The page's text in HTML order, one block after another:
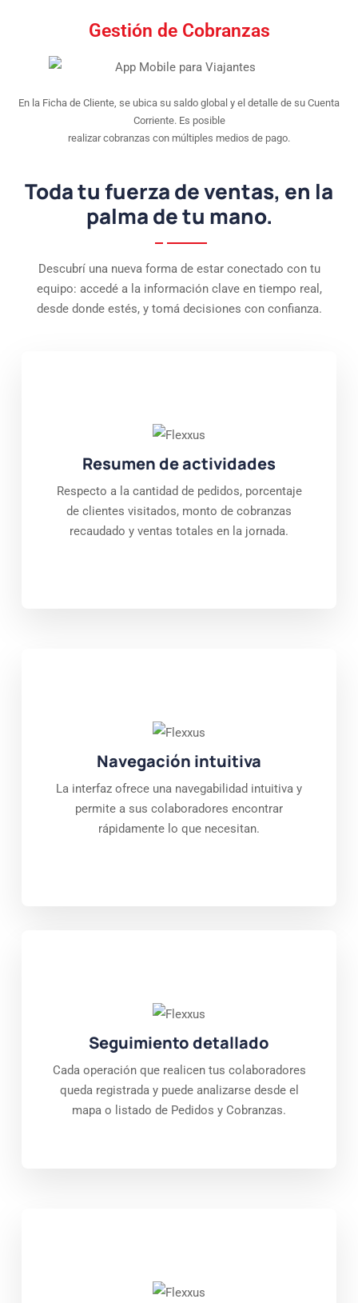
Gestión de Cobranzas
En la Ficha de Cliente, se ubica su saldo global y el detalle de su Cuenta
Corriente. Es posible
realizar cobranzas con múltiples medios de pago.
Toda tu fuerza de ventas, en la
palma de tu mano.
Descubrí una nueva forma de estar conectado con tu
equipo: accedé a la información clave en tiempo real,
desde donde estés, y tomá decisiones con confianza.
Resumen de actividades
Respecto a la cantidad de pedidos, porcentaje
de clientes visitados, monto de cobranzas
recaudado y ventas totales en la jornada.
Navegación intuitiva
La interfaz ofrece una navegabilidad intuitiva y
permite a sus colaboradores encontrar
rápidamente lo que necesitan.
Seguimiento detallado
Cada operación que realicen tus colaboradores
queda registrada y puede analizarse desde el
mapa o listado de Pedidos y Cobranzas.